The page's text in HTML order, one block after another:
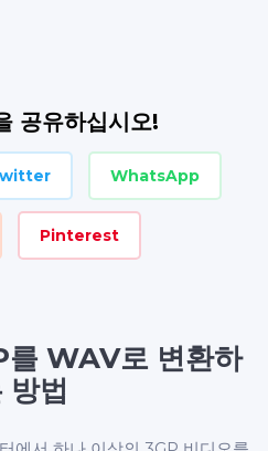
공유하십시오!
WhatsApp
Pinterest
를 WAV로 변환하
방법